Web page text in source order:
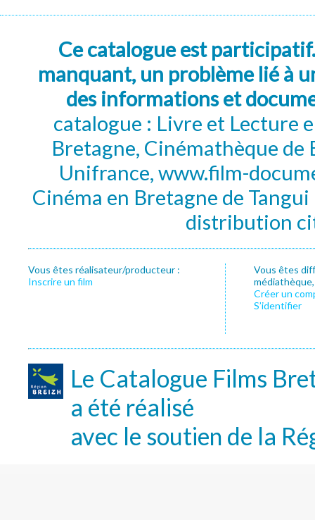
Ce catalogue est
manquant, un problème lié à
des informations et
catalogue : Livre et Lecture
Bretagne, Cinémathèque de
Unifrance, www.film-
Cinéma en Bretagne de
distribution
Vous êtes réalisateur/producteur :
Inscrire un film
Vous êtes
Créer un
S’identifier
Le Catalogue Films
a été réalisé
avec le soutien de la